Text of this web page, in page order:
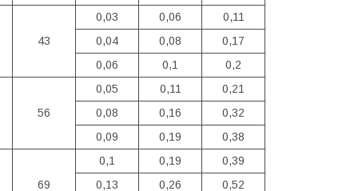
43
0,03 0,06
0,11
0,04 0,08
0,17
0,06 0,1 0,2
56
0,05 0,11
0,21
0,08 0,16
0,32
0,09 0,19 0,38
69
0,1 0,19
0,39
0,13 0,26
0,52